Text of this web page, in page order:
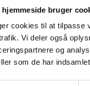
hjemmeside bruger
cookies til at tilpasse
Vi deler også
og
som de har
stress der opstår,
sig om job,
genoplade. Det koster
“stressreducere” eller
gør dig bl.a.